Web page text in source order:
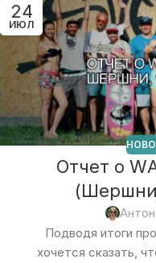
24
ИЮЛ
Отчет о
Подводя итоги
хочется сказать,